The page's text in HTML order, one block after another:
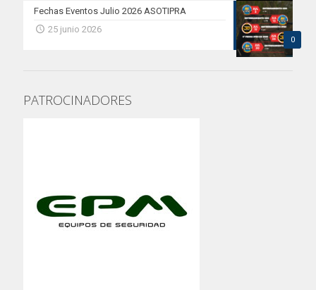
0
Fechas Eventos Julio 2026 ASOTIPRA
25 junio 2026
PATROCINADORES